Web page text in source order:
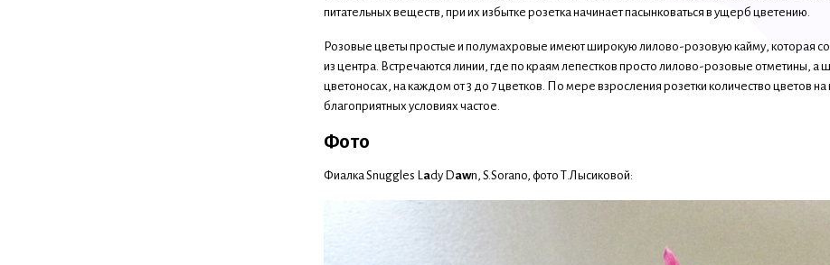
питательных веществ, при их избытке розетка начинает пасынковаться в ущерб цветению.
Розовые цветы простые и полумахровые имеют широкую лилово-розовую кайму, которая
из центра. Встречаются линии, где по краям лепестков просто лилово-розовые отметины,
цветоносах, на каждом от 3 до 7 цветков. По мере взросления розетки количество цветов
благоприятных условиях частое.
Фото
Фиалка Snuggles Lady Dawn, S.Sorano, фото Т.Лысиковой: